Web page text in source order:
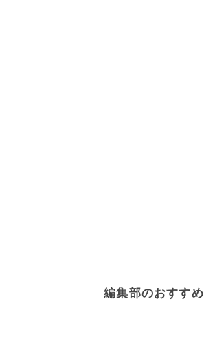
編集部のおすすめ